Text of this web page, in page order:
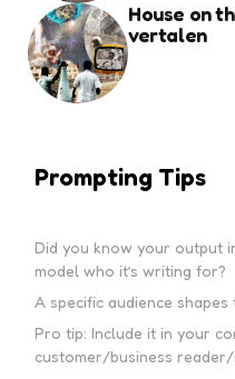
House on
vertalen
Prompting Tips
Did you know your output
model who it’s writing for?
A specific audience
Pro tip: Include it in your
customer/business